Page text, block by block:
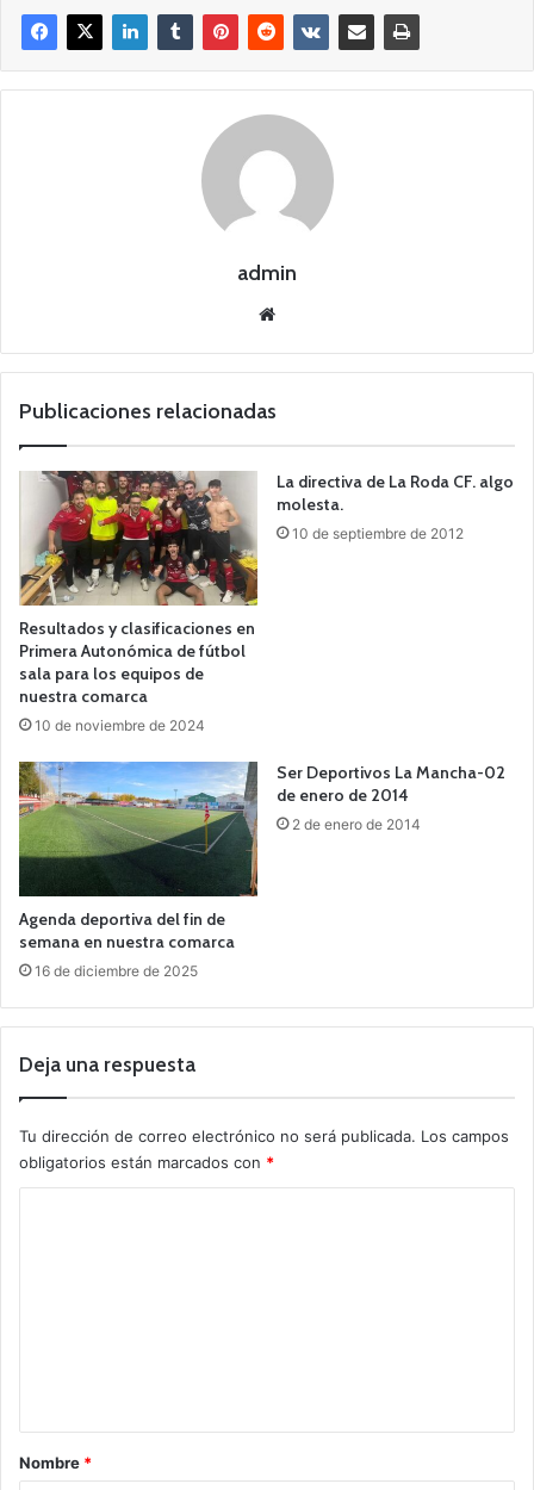
admin
we
Publicaciones relacionadas
Resultados y clasificaciones en
Primera Autonómica de fútbol
sala para los equipos de
nuestra comarca
10 de noviembre de 2024
La directiva de La Roda CF. algo
molesta.
10 de septiembre de 2012
Agenda deportiva del fin de
semana en nuestra comarca
16 de diciembre de 2025
Ser Deportivos La Mancha-02
de enero de 2014
2 de enero de 2014
Deja una respuesta
Tu dirección de correo electrónico no será publicada. Los campos
obligatorios están marcados con *
rNombre *